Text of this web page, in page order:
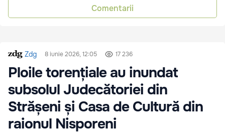
Comentarii
Zdg 8 iunie 2026, 12:05 17 236
Ploile torențiale au inundat
subsolul Judecătoriei din
Strășeni și Casa de Cultură din
raionul Nisporeni